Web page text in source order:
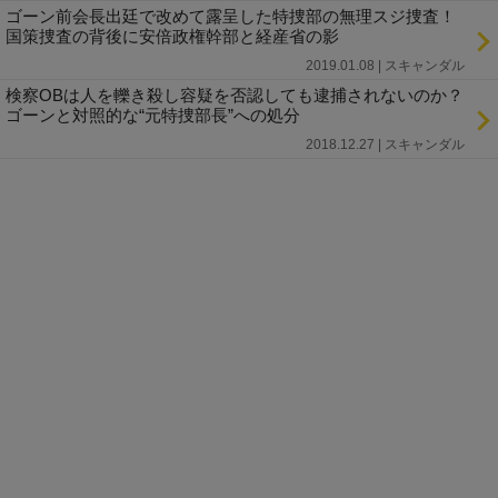
ゴーン前会長出廷で改めて露呈した特捜部の無理スジ捜査！
国策捜査の背後に安倍政権幹部と経産省の影
2019.01.08 | スキャンダル
検察OBは人を轢き殺し容疑を否認しても逮捕されないのか？
ゴーンと対照的な“元特捜部長”への処分
2018.12.27 | スキャンダル